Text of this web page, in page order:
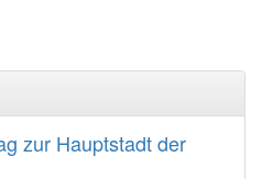
zur Hauptstadt der